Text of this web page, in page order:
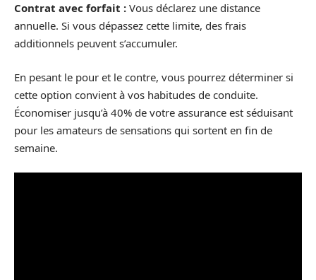
Contrat avec forfait : Vous déclarez une distance
annuelle. Si vous dépassez cette limite, des frais
additionnels peuvent s’accumuler.
En pesant le pour et le contre, vous pourrez déterminer si
cette option convient à vos habitudes de conduite.
Économiser jusqu’à 40% de votre assurance est séduisant
pour les amateurs de sensations qui sortent en fin de
semaine.